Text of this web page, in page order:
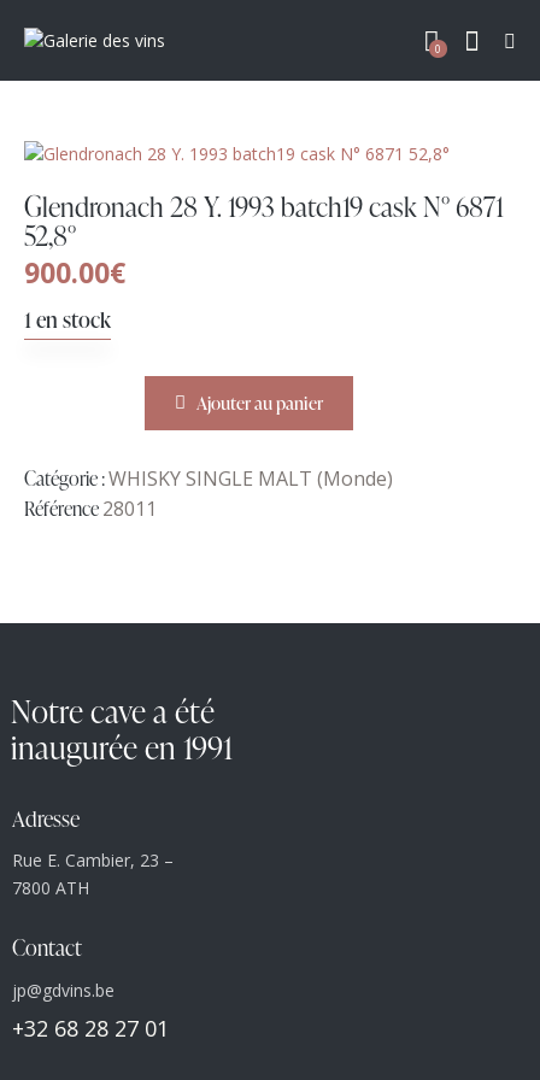
0
Glendronach 28 Y. 1993 batch19 cask N° 6871
52,8°
900.00€
1 en stock
Ajouter au panier
Catégorie :WHISKY SINGLE MALT (Monde)
Référence28011
Notre cave a été
inaugurée en 1991
Adresse
Rue E. Cambier, 23 –
7800 ATH
Contact
jp@gdvins.be
+32 68 28 27 01